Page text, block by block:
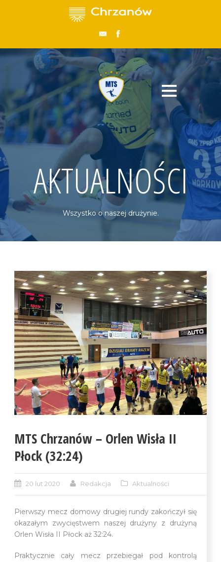
AKTUALNOŚCI
Wszystko o naszej drużynie.
MTS Chrzanów – Orlen Wisła II
Płock (32:24)
20 lut 2020 Redakcja Aktualności
Pierwszy mecz domowy drugiej rundy zakończył się
okazałym zwycięstwem naszej drużyny z drużyną
Orlen Wisła II Płock aż 32:24.
Praktycznie cały mecz przebiegał pod kontrolą